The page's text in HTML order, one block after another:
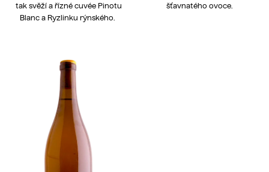
tak svěží a řízné cuvée Pinotu
Blanc a Ryzlinku rýnského.
šťavnatého ovoce.